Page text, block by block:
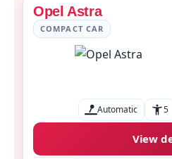
Opel Astra
COMPACT CAR
Automatic 5
View